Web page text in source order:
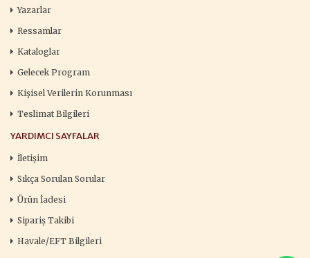
Yazarlar
Ressamlar
Kataloglar
Gelecek Program
Kişisel Verilerin Korunması
Teslimat Bilgileri
YARDIMCI SAYFALAR
İletişim
Sıkça Sorulan Sorular
Ürün İadesi
Sipariş Takibi
Havale/EFT Bilgileri